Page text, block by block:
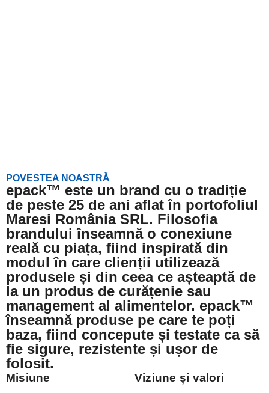
POVESTEA NOASTRĂ
epack™ este un brand cu o tradiție
de peste 25 de ani aflat în portofoliul
Maresi România SRL. Filosofia
brandului înseamnă o conexiune
reală cu piața, fiind inspirată din
modul în care clienții utilizează
produsele și din ceea ce așteaptă de
la un produs de curățenie sau
management al alimentelor. epack™
înseamnă produse pe care te poți
baza, fiind concepute și testate ca să
fie sigure, rezistente și ușor de
folosit.
Misiune
Viziune și valori